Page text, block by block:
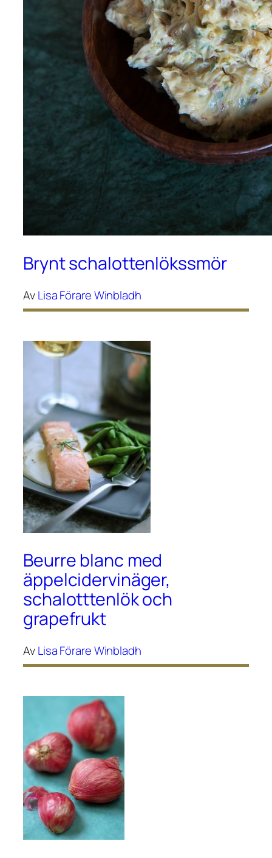
Brynt schalottenlökssmör
AvLisa Förare Winbladh
Beurre blanc med
äppelcidervinäger,
schalotttenlök och
grapefrukt
AvLisa Förare Winbladh